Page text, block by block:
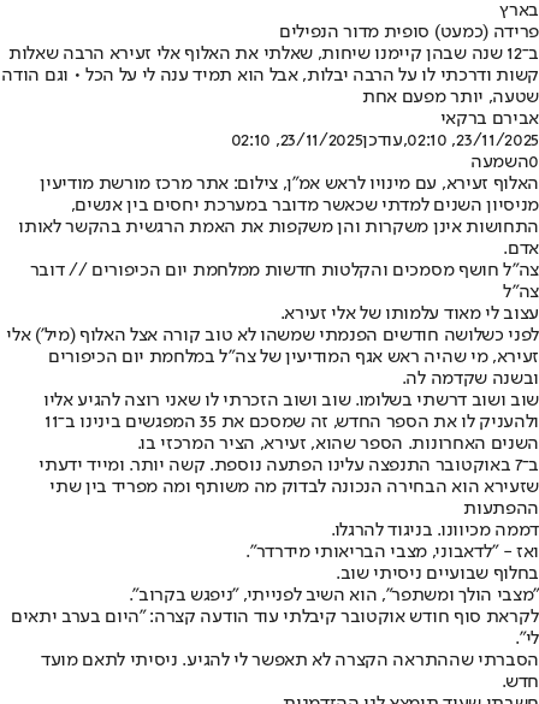
בארץ
פרידה (כמעט) סופית מדור הנפילים
ב־12 שנה שבהן קיימנו שיחות, שאלתי את האלוף אלי זעירא הרבה שאלות
קשות ודרכתי לו על הרבה יבלות, אבל הוא תמיד ענה לי על הכל • וגם הודה
שטעה, יותר מפעם אחת
אבירם ברקאי
23/11/2025, 02:10
,עודכן23/11/2025, 02:10
0השמעה
האלוף זעירא, עם מינויו לראש אמ"ן, צילום: אתר מרכז מורשת מודיעין
מניסיון השנים למדתי שכאשר מדובר במערכת יחסים בין אנשים,
התחושות אינן משקרות והן משקפות את האמת הרגשית בהקשר לאותו
אדם.
צה"ל חושף מסמכים והקלטות חדשות ממלחמת יום הכיפורים // דובר
צה"ל
עצוב לי מאוד עלמותו של אלי זעירא.
לפני כשלושה חודשים הפנמתי שמשהו לא טוב קורה אצל האלוף (מיל') אלי
זעירא, מי שהיה ראש אגף המודיעין של צה"ל במלחמת יום הכיפורים
ובשנה שקדמה לה.
שוב ושוב דרשתי בשלומו. שוב ושוב הזכרתי לו שאני רוצה להגיע אליו
ולהעניק לו את הספר החדש, זה שמסכם את 35 המפגשים בינינו ב־11
השנים האחרונות. הספר שהוא, זעירא, הציר המרכזי בו.
ב־7 באוקטובר התנפצה עלינו הפתעה נוספת. קשה יותר. ומייד ידעתי
שזעירא הוא הבחירה הנכונה לבדוק מה משותף ומה מפריד בין שתי
ההפתעות
דממה מכיוונו. בניגוד להרגלו.
ואז - "לדאבוני, מצבי הבריאותי מידרדר".
בחלוף שבועיים ניסיתי שוב.
"מצבי הולך ומשתפר", הוא השיב לפנייתי, "ניפגש בקרוב".
לקראת סוף חודש אוקטובר קיבלתי עוד הודעה קצרה: "היום בערב יתאים
לי".
הסברתי שההתראה הקצרה לא תאפשר לי להגיע. ניסיתי לתאם מועד
חדש.